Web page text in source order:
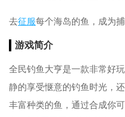
去征服每个海岛的鱼，成为
游戏简介
全民钓鱼大亨是一款非常好
静的享受惬意的钓鱼时光，
丰富种类的鱼，通过合成你